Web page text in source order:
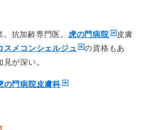
抗加齢専門医。 虎の門病院
皮膚
スメコンシェルジュ
の資格もあ
が深い。
の門病院皮膚科